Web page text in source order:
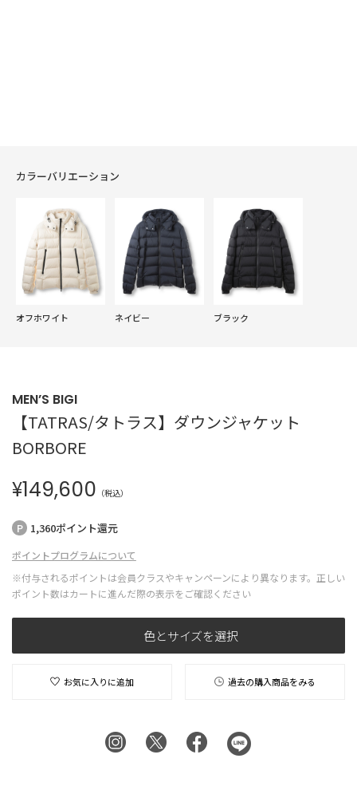
カラーバリエーション
オフホワイト ネイビー ブラック
MEN’S BIGI
【TATRAS/タトラス】ダウンジャケット
BORBORE
¥149,600 （税込）
1,360ポイント還元
ポイントプログラムについて
※付与されるポイントは会員クラスやキャンペーンにより異なります。正しい
ポイント数はカートに進んだ際の表示をご確認ください
色とサイズを選択
お気に入りに追加 過去の購入商品をみる